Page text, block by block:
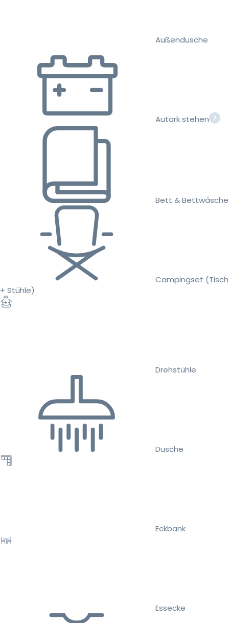
Außendusche
Autark stehen
Bett & Bettwäsche
Campingset (Tisch
+ Stühle)
Drehstühle
Dusche
Eckbank
Essecke